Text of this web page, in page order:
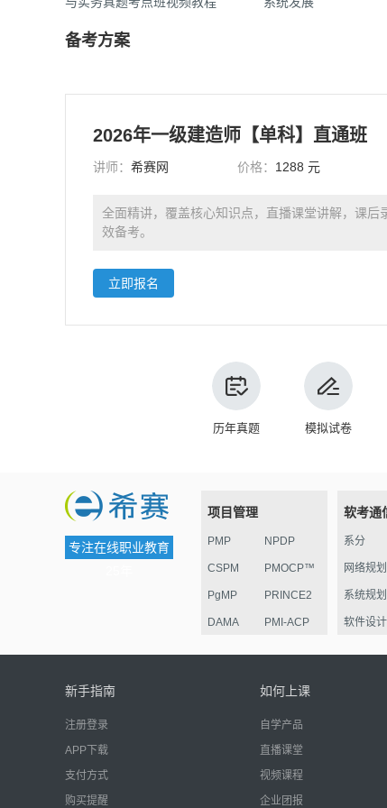
备考方案
2026年一级建造师【单科】直通班
讲师： 希赛网 价格： 1288 元
全面精讲，覆盖核心知识点，直播课堂讲解，课后
效备考。
立即报名
历年真题 模拟试卷
专注在线职业教育
项目管理
PMP NPDP
CSPM PMOCP™
PgMP PRINCE2
DAMA PMI-ACP
软考通
系分
网络规划
系统规划
软件设
新手指南
注册登录
APP下载
支付方式
购买提醒
如何上课
自学产品
直播课堂
视频课程
企业团报